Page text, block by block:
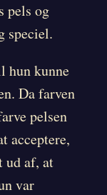
pels og
speciel.
hun kunne
Da farven
pelsen
acceptere,
ud af, at
var